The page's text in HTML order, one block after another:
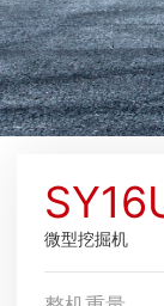
微型挖掘机